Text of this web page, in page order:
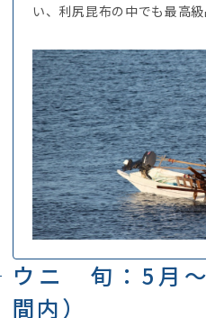
い、利尻昆布の中でも最高級
ウニ 旬：5月
間内）